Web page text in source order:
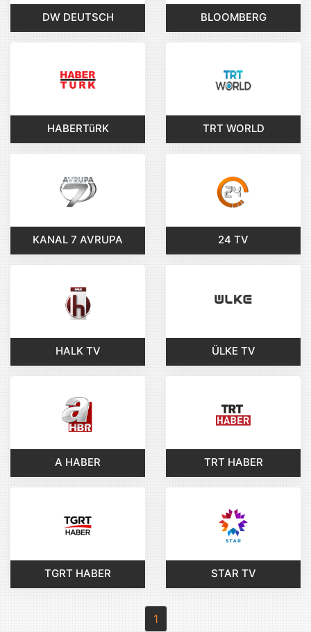
DW DEUTSCH BLOOMBERG
HABERTüRK TRT WORLD
KANAL 7 AVRUPA 24 TV
HALK TV ÜLKE TV
A HABER TRT HABER
TGRT HABER STAR TV
1